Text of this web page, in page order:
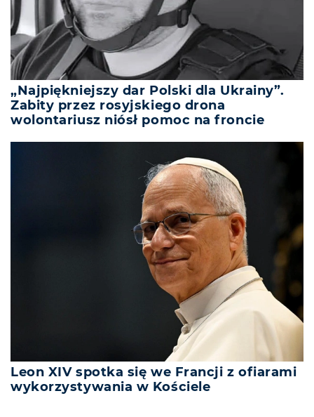
„Najpiękniejszy dar Polski dla Ukrainy”.
Zabity przez rosyjskiego drona
wolontariusz niósł pomoc na froncie
Leon XIV spotka się we Francji z ofiarami
wykorzystywania w Kościele